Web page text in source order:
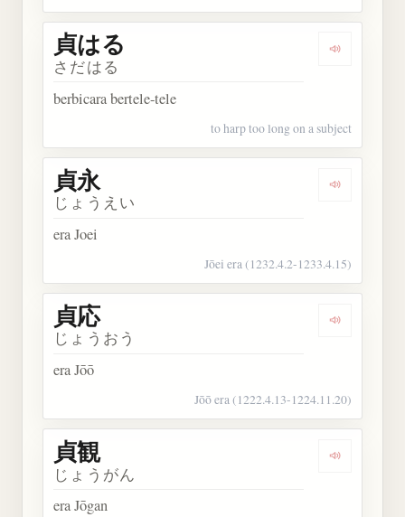
Dengarkan
貞はる
さだはる
berbicara bertele-tele
to harp too long on a subject
Dengarkan
貞永
じょうえい
era Joei
Jōei era (1232.4.2-1233.4.15)
Dengarkan
貞応
じょうおう
era Jōō
Jōō era (1222.4.13-1224.11.20)
Dengarkan
貞観
じょうがん
era Jōgan